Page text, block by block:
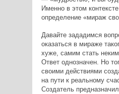
Именно в этом
определение «мираж
Давайте зададимся
оказаться в мираже
хуже, самим стать
Ответ однозначен. Но
своими действиями
на пути к реальному
Создатель